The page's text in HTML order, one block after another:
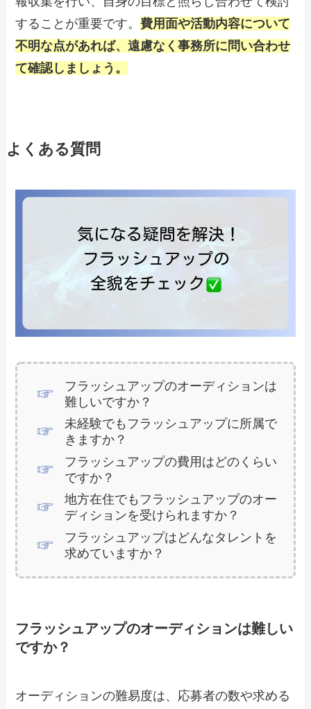
することが重要です。費用面や活動内容について
不明な点があれば、遠慮なく事務所に問い合わせ
て確認しましょう。
よくある質問
フラッシュアップのオーディションは
難しいですか？
未経験でもフラッシュアップに所属で
きますか？
フラッシュアップの費用はどのくらい
ですか？
地方在住でもフラッシュアップのオー
ディションを受けられますか？
フラッシュアップはどんなタレントを
求めていますか？
フラッシュアップのオーディションは難しい
ですか？
オーディションの難易度は、応募者の数や求める